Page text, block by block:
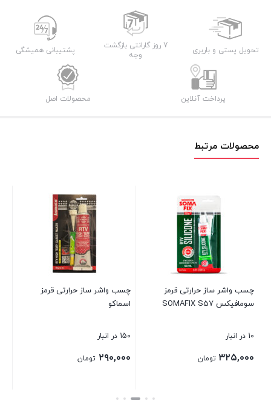
تحویل پستی و باربری
7 روز گارانتی بازگشت
وجه
پشتیبانی همیشگی
پرداخت آنلاین محصولات اصل
محصولات مرتبط
چسب واشر ساز حرارتی قرمز
سومافیکس SOMAFIX S57
10 در انبار
۳۲۵,۰۰۰ تومان
چسب واشر ساز حرارتی قرمز
اسماکو
150 در انبار
۲۹۰,۰۰۰ تومان
بستن